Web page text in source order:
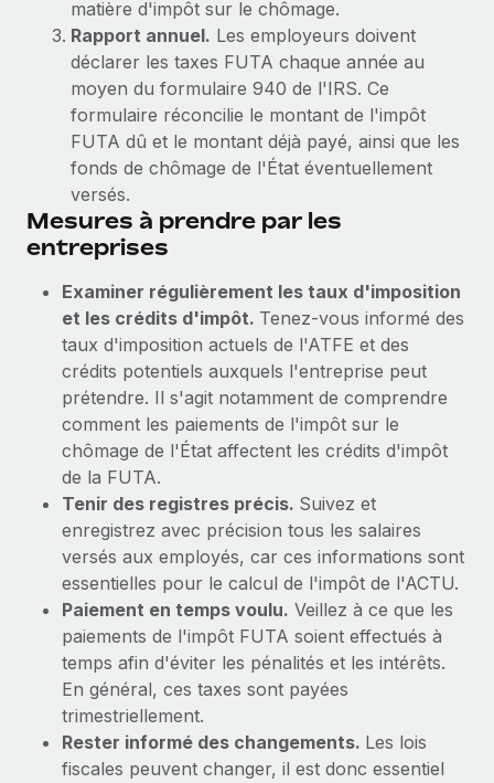
En savoir plus
matière d'impôt sur le chômage.
Rapport annuel. Les employeurs doivent
déclarer les taxes FUTA chaque année au
moyen du formulaire 940 de l'IRS. Ce
formulaire réconcilie le montant de l'impôt
FUTA dû et le montant déjà payé, ainsi que les
fonds de chômage de l'État éventuellement
versés.
Mesures à prendre par les
entreprises
Examiner régulièrement les taux d'imposition
et les crédits d'impôt. Tenez-vous informé des
taux d'imposition actuels de l'ATFE et des
crédits potentiels auxquels l'entreprise peut
prétendre. Il s'agit notamment de comprendre
comment les paiements de l'impôt sur le
chômage de l'État affectent les crédits d'impôt
de la FUTA.
Tenir des registres précis. Suivez et
enregistrez avec précision tous les salaires
versés aux employés, car ces informations sont
essentielles pour le calcul de l'impôt de l'ACTU.
Paiement en temps voulu. Veillez à ce que les
paiements de l'impôt FUTA soient effectués à
temps afin d'éviter les pénalités et les intérêts.
En général, ces taxes sont payées
trimestriellement.
Rester informé des changements. Les lois
fiscales peuvent changer, il est donc essentiel